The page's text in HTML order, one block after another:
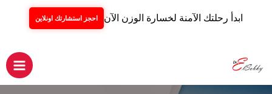
ابدأ رحلتك الآمنة لخسارة الوزن الآن احجز استشارتك اونلاين
المحتوى